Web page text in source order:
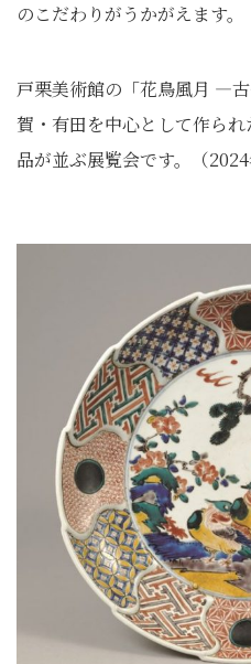
のこだわりがうかがえます。
戸栗美術館の「花鳥風月 ―
賀・有田を中心として作ら
品が並ぶ展覧会です。（